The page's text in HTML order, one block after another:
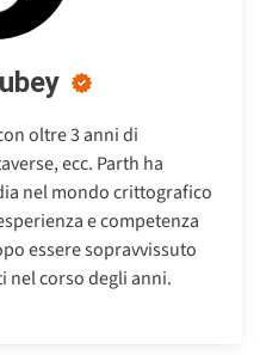
oltre 3 anni di
ecc. Parth ha
nel mondo crittografico
e competenza
essere sopravvissuto
nel corso degli anni.